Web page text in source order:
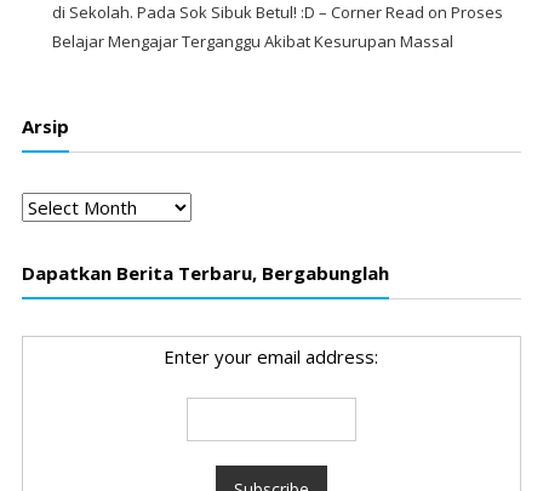
di Sekolah. Pada Sok Sibuk Betul! :D – Corner Read on Proses
Belajar Mengajar Terganggu Akibat Kesurupan Massal
Arsip
Arsip
Dapatkan Berita Terbaru, Bergabunglah
Enter your email address: